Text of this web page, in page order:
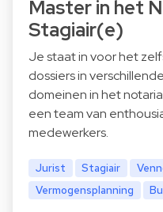
Master in het
Stagiair(e)
Je staat in voor het
dossiers in
domeinen in het
een team van
medewerkers.
Jurist Stagiair
Vermogensplanning